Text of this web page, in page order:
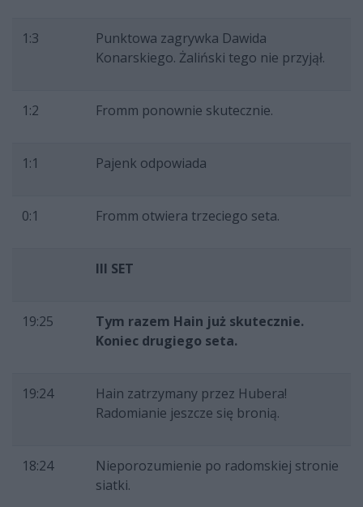
1:3
Punktowa zagrywka Dawida
Konarskiego. Żaliński tego nie przyjął.
1:2 Fromm ponownie skutecznie.
1:1 Pajenk odpowiada
0:1 Fromm otwiera trzeciego seta.
III SET
19:25
Tym razem Hain już skutecznie.
Koniec drugiego seta.
19:24
Hain zatrzymany przez Hubera!
Radomianie jeszcze się bronią.
18:24
Nieporozumienie po radomskiej stronie
siatki.